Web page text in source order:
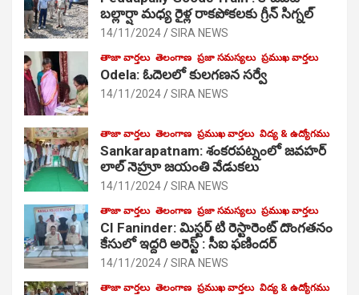
బల్లార్షా మధ్య రైళ్ల రాకపోకలకు గ్రీన్ సిగ్నల్
14/11/2024 SIRA NEWS
తాజా వార్తలు తెలంగాణ ప్రజా సమస్యలు ప్రముఖ వార్తలు
Odela: ఓదెలలో కులగణన సర్వే
14/11/2024 SIRA NEWS
తాజా వార్తలు తెలంగాణ ప్రముఖ వార్తలు విద్య & ఉద్యోగము
Sankarapatnam: శంకరపట్నంలో జవహర్
లాల్ నెహ్రూ జయంతి వేడుకలు
14/11/2024 SIRA NEWS
తాజా వార్తలు తెలంగాణ ప్రజా సమస్యలు ప్రముఖ వార్తలు
CI Faninder: మిస్టర్ టి రెస్టారెంట్ దొంగతనం
కేసులో ఇద్దరి అరెస్ట్ : సీఐ ఫణిందర్
14/11/2024 SIRA NEWS
తాజా వార్తలు తెలంగాణ ప్రముఖ వార్తలు విద్య & ఉద్యోగము